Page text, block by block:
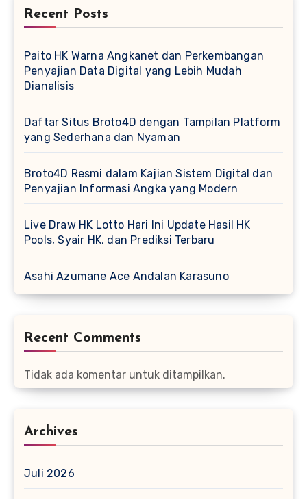
Recent Posts
Paito HK Warna Angkanet dan Perkembangan
Penyajian Data Digital yang Lebih Mudah
Dianalisis
Daftar Situs Broto4D dengan Tampilan Platform
yang Sederhana dan Nyaman
Broto4D Resmi dalam Kajian Sistem Digital dan
Penyajian Informasi Angka yang Modern
Live Draw HK Lotto Hari Ini Update Hasil HK
Pools, Syair HK, dan Prediksi Terbaru
Asahi Azumane Ace Andalan Karasuno
Recent Comments
Tidak ada komentar untuk ditampilkan.
Archives
Juli 2026